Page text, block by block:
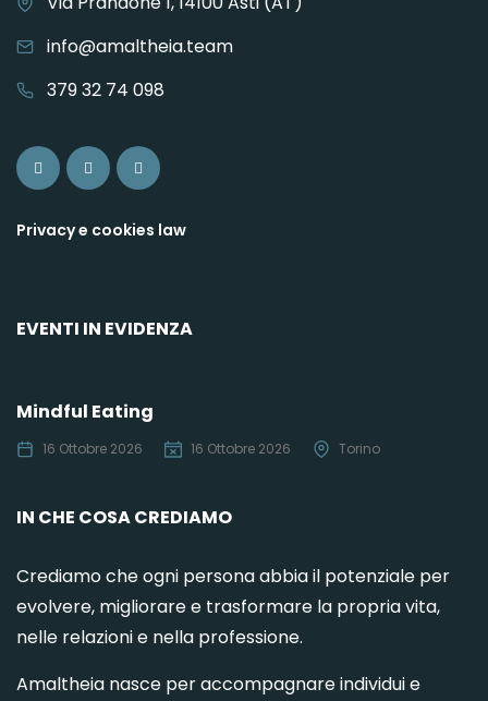
info@amaltheia.team
379 32 74 098
Privacy e cookies law
EVENTI IN EVIDENZA
Mindful Eating
16 Ottobre 2026 16 Ottobre 2026 Torino
IN CHE COSA CREDIAMO
Crediamo che ogni persona abbia il potenziale per
evolvere, migliorare e trasformare la propria vita,
nelle relazioni e nella professione.
Amaltheia nasce per accompagnare individui e